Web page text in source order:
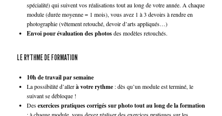
spécialité) qui suivent vos réalisations tout au long de votre année. A chaque
module (durée moyenne = 1 mois), vous avez 1 à 3 devoirs à rendre en
photographie (vêtement retouché, devoir d’arts appliqués…)
Envoi pour évaluation des photosdes modèles retouchés.
LE RYTHME DE FORMATION
10h de travail par semaine
La possibilité d’allerà votre rythme : dès qu’un module est terminé, le
suivant se débloque !
Desexercices pratiques corrigés sur photo tout au long de la formation
: à chaque module, vous devez réaliser des exercices pratiques sur les